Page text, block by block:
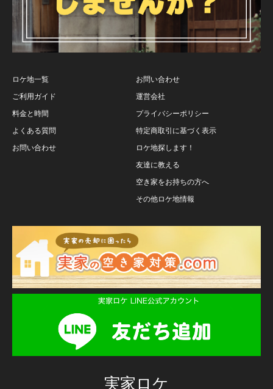
ロケ地一覧
ご利用ガイド
料金と時間
よくある質問
お問い合わせ
お問い合わせ
運営会社
プライバシーポリシー
特定商取引に基づく表示
ロケ地探します！
友達に教える
空き家をお持ちの方へ
その他ロケ地情報
実家ロケ